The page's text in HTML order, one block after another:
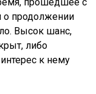
о продолжении
Высок шанс,
либо
к нему